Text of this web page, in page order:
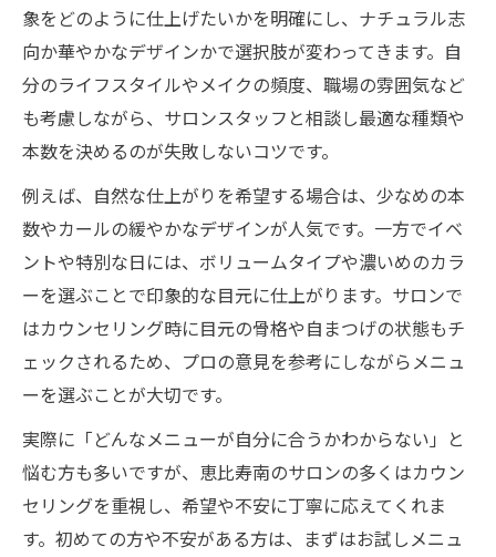
象をどのように仕上げたいかを明確にし、ナチュラル志
向か華やかなデザインかで選択肢が変わってきます。自
分のライフスタイルやメイクの頻度、職場の雰囲気など
も考慮しながら、サロンスタッフと相談し最適な種類や
本数を決めるのが失敗しないコツです。
例えば、自然な仕上がりを希望する場合は、少なめの本
数やカールの緩やかなデザインが人気です。一方でイベ
ントや特別な日には、ボリュームタイプや濃いめのカラ
ーを選ぶことで印象的な目元に仕上がります。サロンで
はカウンセリング時に目元の骨格や自まつげの状態もチ
ェックされるため、プロの意見を参考にしながらメニュ
ーを選ぶことが大切です。
実際に「どんなメニューが自分に合うかわからない」と
悩む方も多いですが、恵比寿南のサロンの多くはカウン
セリングを重視し、希望や不安に丁寧に応えてくれま
す。初めての方や不安がある方は、まずはお試しメニュ